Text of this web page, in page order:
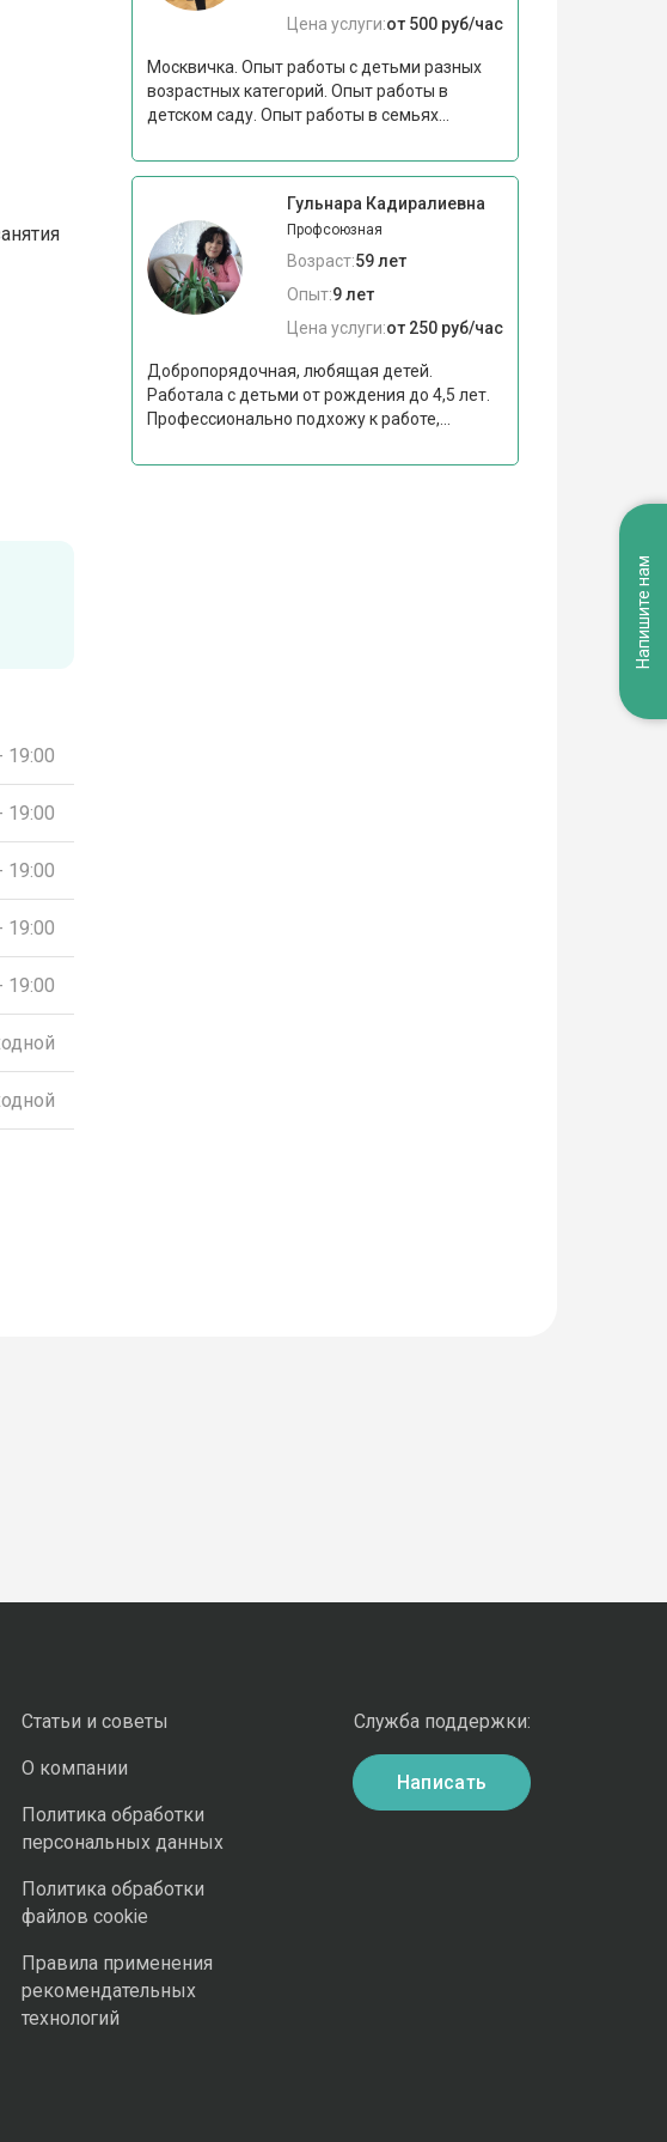
19:00
19:00
19:00
19:00
19:00
Цена услуги:от 500 руб/час
Москвичка. Опыт работы с детьми разных
возрастных категорий. Опыт работы в
детском саду. Опыт работы в семьях...
Гульнара Кадиралиевна
Профсоюзная
Возраст:59 лет
Опыт:9 лет
Цена услуги:от 250 руб/час
Добропорядочная, любящая детей.
Работала с детьми от рождения до 4,5 лет.
Профессионально подхожу к работе,...
Статьи и советы
О компании
Политика обработки
персональных данных
Политика обработки
файлов cookie
Правила применения
рекомендательных
технологий
Служба поддержки:
Написать
Напишите нам